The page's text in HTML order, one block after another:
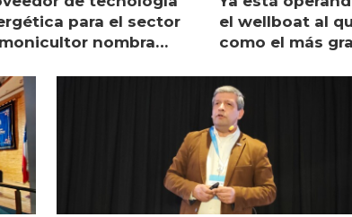
para el sector
nombra
el wellboat al
como el más